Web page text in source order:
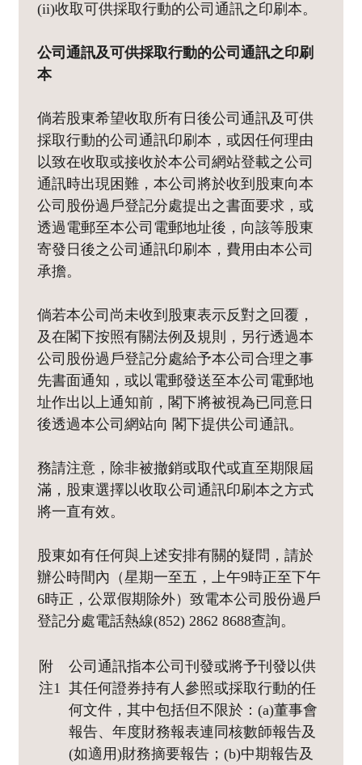
(ii)收取可供採取行動的公司通訊之印刷本。
公司通訊及可供採取行動的公司通訊之印刷
本
倘若股東希望收取所有日後公司通訊及可供
採取行動的公司通訊印刷本，或因任何理由
以致在收取或接收於本公司網站登載之公司
通訊時出現困難，本公司將於收到股東向本
公司股份過戶登記分處提出之書面要求，或
透過電郵至本公司電郵地址後，向該等股東
寄發日後之公司通訊印刷本，費用由本公司
承擔。
倘若本公司尚未收到股東表示反對之回覆，
及在閣下按照有關法例及規則，另行透過本
公司股份過戶登記分處給予本公司合理之事
先書面通知，或以電郵發送至本公司電郵地
址作出以上通知前，閣下將被視為已同意日
後透過本公司網站向 閣下提供公司通訊。
務請注意，除非被撤銷或取代或直至期限屆
滿，股東選擇以收取公司通訊印刷本之方式
將一直有效。
股東如有任何與上述安排有關的疑問，請於
辦公時間內（星期一至五，上午9時正至下午
6時正，公眾假期除外）致電本公司股份過戶
登記分處電話熱線(852) 2862 8688查詢。
附
注1
公司通訊指本公司刊發或將予刊發以供
其任何證券持有人參照或採取行動的任
何文件，其中包括但不限於：(a)董事會
報告、年度財務報表連同核數師報告及
(如適用)財務摘要報告；(b)中期報告及